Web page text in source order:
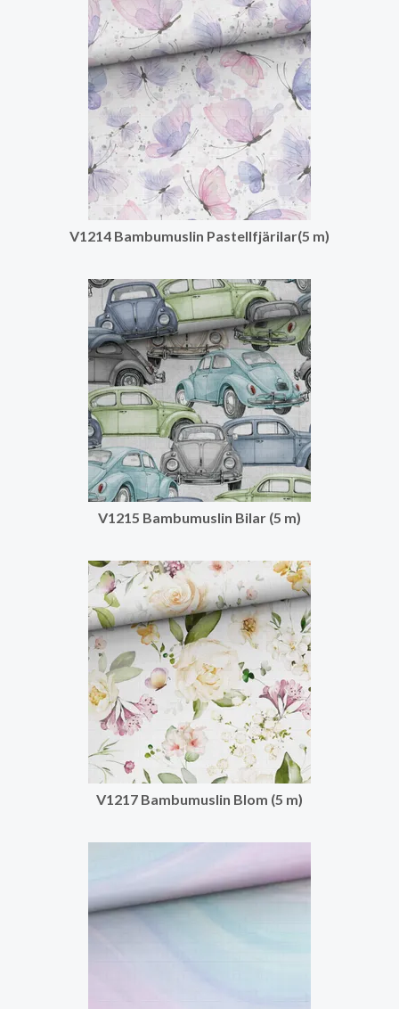
V1214 Bambumuslin Pastellfjärilar(5 m)
V1215 Bambumuslin Bilar (5 m)
V1217 Bambumuslin Blom (5 m)